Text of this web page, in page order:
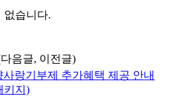
없습니다.
음글, 이전글)
사랑기부제 추가혜택 제공 안내
키지)